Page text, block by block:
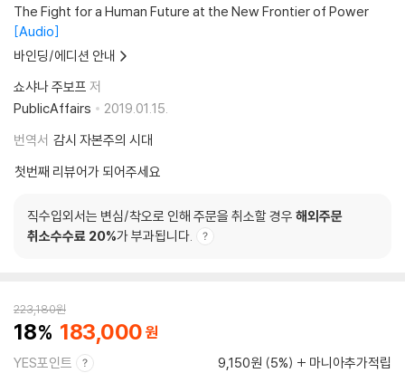
The Fight for a Human Future at the New Frontier of Power
Audio
바인딩/에디션 안내
쇼샤나 주보프 저
PublicAffairs
2019.01.15.
번역서 감시 자본주의 시대
첫번째 리뷰어가 되어주세요
직수입외서는 변심/착오로 인해 주문을 취소할 경우 해외주문
취소수수료 20%가 부과됩니다.
223,180원
18 183,000
YES포인트 9,150원 (5%) 마니아추가적립